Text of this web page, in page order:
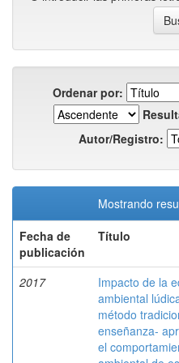
Ordenar por:
Autor/Registro:
Mostrando
Fecha de
publicación
Título
2017
Impacto de la
ambiental
método
enseñanza-
el